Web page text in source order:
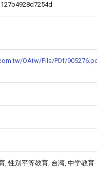
OAtw/File/PDf/
, 性别平等教育, 台湾, 中学教育